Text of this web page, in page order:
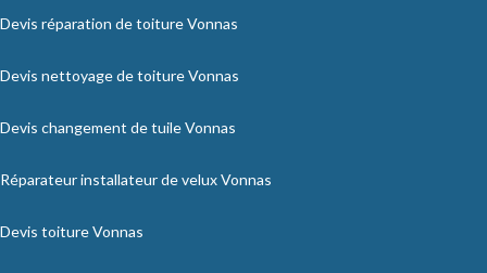
Devis réparation de toiture Vonnas
Devis nettoyage de toiture Vonnas
Devis changement de tuile Vonnas
Réparateur installateur de velux Vonnas
Devis toiture Vonnas